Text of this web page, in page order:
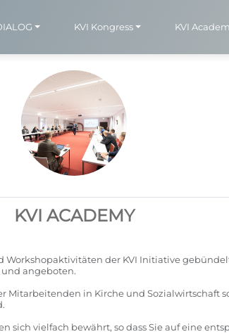
KVI ACADEMY
Workshopaktivitäten der KVI Initiative
angeboten.
Mitarbeitenden in Kirche und Sozialwirtschaft
sich vielfach bewährt, so dass Sie auf eine
KVI Kongress KVI